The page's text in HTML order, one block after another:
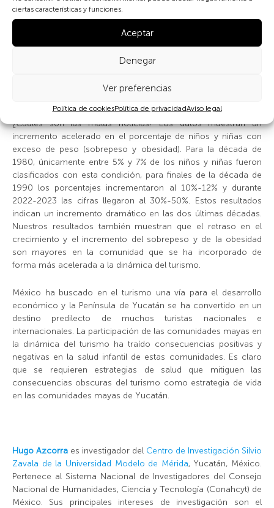
ciertas características y funciones.
Aceptar
Denegar
Ver preferencias
Política de cookiesPolítica de privacidadAviso legal
Los resultados del estudio nos dicen que hay buenas y malas
noticias para la salud de los niños y niñas de estas
comunidades. Las buenas noticias son que las prevalencias de
retraso en el crecimiento han disminuido entre un 70% y 75%
en la estatura promedio son más grandes en las niñas, es
comparación a las niñas medidas cuatro décadas atrás.
¿Cuáles son las malas noticias? Los datos muestran un
incremento acelerado en el porcentaje de niños y niñas con
exceso de peso (sobrepeso y obesidad). Para la década de
1980, únicamente entre 5% y 7% de los niños y niñas fueron
clasificados con esta condición, para finales de la década de
1990 los porcentajes incrementaron al 10%-12% y durante
2022-2023 las cifras llegaron al 30%-50%. Estos resultados
indican un incremento dramático en las dos últimas décadas.
Nuestros resultados también muestran que el retraso en el
crecimiento y el incremento del sobrepeso y de la obesidad
son mayores en la comunidad que se ha incorporado de
forma más acelerada a la dinámica del turismo.
México ha buscado en el turismo una vía para el desarrollo
económico y la Península de Yucatán se ha convertido en un
destino predilecto de muchos turistas nacionales e
internacionales. La participación de las comunidades mayas en
la dinámica del turismo ha traído consecuencias positivas y
negativas en la salud infantil de estas comunidades. Es claro
que se requieren estrategias de salud que mitiguen las
consecuencias obscuras del turismo como estrategia de vida
en las comunidades mayas de Yucatán.
Hugo Azcorra es investigador del Centro de Investigación Silvio
Zavala de la Universidad Modelo de Mérida, Yucatán, México.
Pertenece al Sistema Nacional de Investigadores del Consejo
Nacional de Humanidades, Ciencia y Tecnología (Conahcyt) de
México. Sus principales intereses de investigación son el